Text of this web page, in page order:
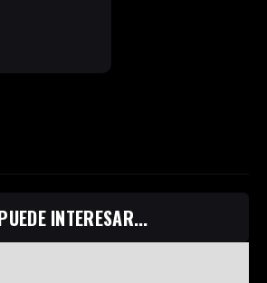
INTERESAR...